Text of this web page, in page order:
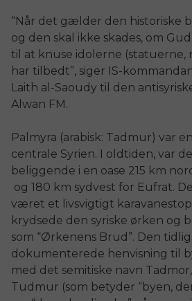
“Når det gælder den historiske
og den skal ikke skades, om
til at knuse idolerne (statuerne,
har tilbedt”, siger IS-
Laith al-Saoudy til den
Alwan FM.
Palmyra (arabisk: Tadmur) var
centrale Syrien. I oldtiden, var
beliggende i en oase 215 km
og 180 km sydvest for Eufrat.
været et livsvigtigt karavanestop
krydsede den syriske ørken og
som “Ørkenens Brud”. Den
dokumenterede henvisning til
med det semitiske navn Tadmor,
Tudmur (som betyder “byen,